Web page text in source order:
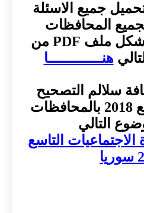
جميع الاسئلة
المحافظات
بدقة عالية على شكل ملف PDF من
هنـــــــــــــا
سلالم التصحيح
الاجتماعيات تاسع 2018 بالمحافظات
التالي
التاسع